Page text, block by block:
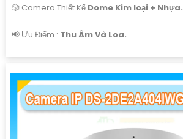
🎲 Camera Thiết Kế Dome Kim loại + Nhựa.
️📢 Ưu Điểm : Thu Âm Và Loa.